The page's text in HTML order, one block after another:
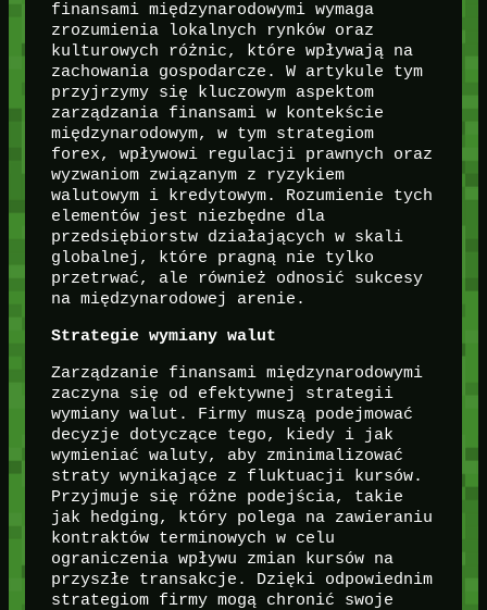
finansami międzynarodowymi wymaga
zrozumienia lokalnych rynków oraz
kulturowych różnic, które wpływają na
zachowania gospodarcze. W artykule tym
przyjrzymy się kluczowym aspektom
zarządzania finansami w kontekście
międzynarodowym, w tym strategiom
forex, wpływowi regulacji prawnych oraz
wyzwaniom związanym z ryzykiem
walutowym i kredytowym. Rozumienie tych
elementów jest niezbędne dla
przedsiębiorstw działających w skali
globalnej, które pragną nie tylko
przetrwać, ale również odnosić sukcesy
na międzynarodowej arenie.
Strategie wymiany walut
Zarządzanie finansami międzynarodowymi
zaczyna się od efektywnej strategii
wymiany walut. Firmy muszą podejmować
decyzje dotyczące tego, kiedy i jak
wymieniać waluty, aby zminimalizować
straty wynikające z fluktuacji kursów.
Przyjmuje się różne podejścia, takie
jak hedging, który polega na zawieraniu
kontraktów terminowych w celu
ograniczenia wpływu zmian kursów na
przyszłe transakcje. Dzięki odpowiednim
strategiom firmy mogą chronić swoje